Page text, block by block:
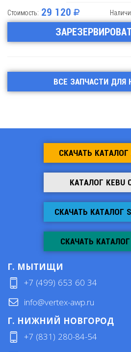
Стоимость: 29 120
ВСЕ ЗАПЧАСТИ ДЛЯ
СКАЧАТЬ
КАТАЛОГ KEBU
СКАЧАТЬ КАТАЛОГ
СКАЧАТЬ КАТАЛОГ
Г. МЫТИЩИ
+7 (499) 653 60 34
info@vertex-awp.ru
Г. НИЖНИЙ НОВГОРОД
+7 (831) 280-84-54